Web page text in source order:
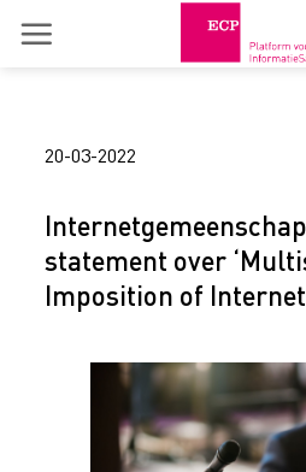
20-03-2022
statement over
Imposition of